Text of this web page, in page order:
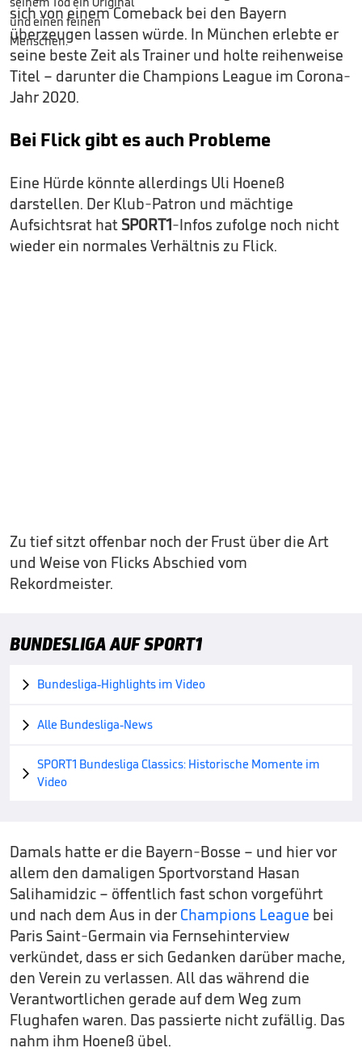
sich von einem Comeback bei den Bayern
überzeugen lassen würde. In München erlebte er
seine beste Zeit als Trainer und holte reihenweise
Titel – darunter die Champions League im Corona-
Jahr 2020.
Bei Flick gibt es auch Probleme
Eine Hürde könnte allerdings Uli Hoeneß
darstellen. Der Klub-Patron und mächtige
Aufsichtsrat hat SPORT1-Infos zufolge noch nicht
wieder ein normales Verhältnis zu Flick.
Zu tief sitzt offenbar noch der Frust über die Art
und Weise von Flicks Abschied vom
Rekordmeister.
BUNDESLIGA AUF SPORT1
 Bundesliga-Highlights im Video
 Alle Bundesliga-News

SPORT1 Bundesliga Classics: Historische Momente im
Video
Damals hatte er die Bayern-Bosse – und hier vor
allem den damaligen Sportvorstand Hasan
Salihamidzic – öffentlich fast schon vorgeführt
und nach dem Aus in der Champions League bei
Paris Saint-Germain via Fernsehinterview
verkündet, dass er sich Gedanken darüber mache,
den Verein zu verlassen. All das während die
Verantwortlichen gerade auf dem Weg zum
Flughafen waren. Das passierte nicht zufällig. Das
nahm ihm Hoeneß übel.